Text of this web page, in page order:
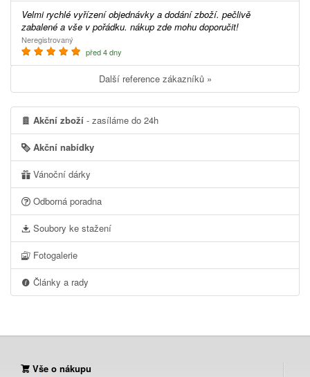
Velmi rychlé vyřízení objednávky a dodání zboží. pečlivě
zabalené a vše v pořádku. nákup zde mohu doporučit!
Neregistrovaný
před 4 dny
Další reference zákazníků »
Akční zboží - zasíláme do 24h
Akční nabídky
Vánoční dárky
Odborná poradna
Soubory ke stažení
Fotogalerie
Články a rady
Vše o nákupu